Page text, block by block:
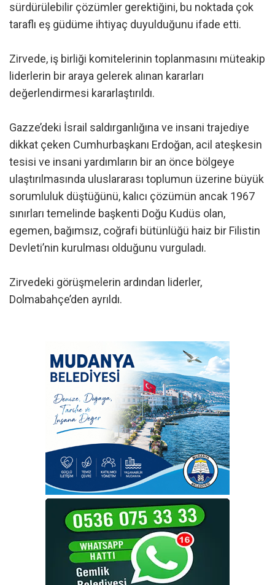
sürdürülebilir çözümler gerektiğini, bu noktada çok
taraflı eş güdüme ihtiyaç duyulduğunu ifade etti.
Zirvede, iş birliği komitelerinin toplanmasını müteakip
liderlerin bir araya gelerek alınan kararları
değerlendirmesi kararlaştırıldı.
Gazze’deki İsrail saldırganlığına ve insani trajediye
dikkat çeken Cumhurbaşkanı Erdoğan, acil ateşkesin
tesisi ve insani yardımların bir an önce bölgeye
ulaştırılmasında uluslararası toplumun üzerine büyük
sorumluluk düştüğünü, kalıcı çözümün ancak 1967
sınırları temelinde başkenti Doğu Kudüs olan,
egemen, bağımsız, coğrafi bütünlüğü haiz bir Filistin
Devleti’nin kurulması olduğunu vurguladı.
Zirvedeki görüşmelerin ardından liderler,
Dolmabahçe’den ayrıldı.